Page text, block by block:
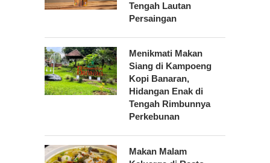
Tengah Lautan
Persaingan
Menikmati Makan
Siang di Kampoeng
Kopi Banaran,
Hidangan Enak di
Tengah Rimbunnya
Perkebunan
Makan Malam